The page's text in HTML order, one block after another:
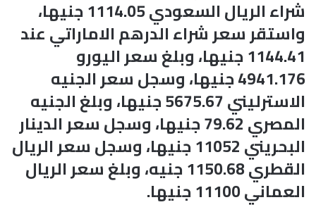
شراء الريال السعودي 1114.05 جنيها،
واستقر سعر شراء الدرهم الاماراتي عند
1144.41 جنيها، وبلغ سعر اليورو
4941.176 جنيها، وسجل سعر الجنيه
الاسترليني 5675.67 جنيها، وبلغ الجنيه
المصري 79.62 جنيها، وسجل سعر الدينار
البحريني 11052 جنيها، وسجل سعر الريال
القطري 1150.68 جنيه، وبلغ سعر الريال
العماني 11100 جنيها.